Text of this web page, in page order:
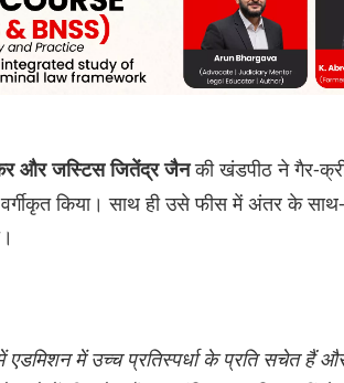
और जस्टिस जितेंद्र जैनकी खंडपीठ ने गैर-
किया। साथ ही उसे फीस में अंतर के
एडमिशन में उच्च प्रतिस्पर्धा के प्रति सचेत